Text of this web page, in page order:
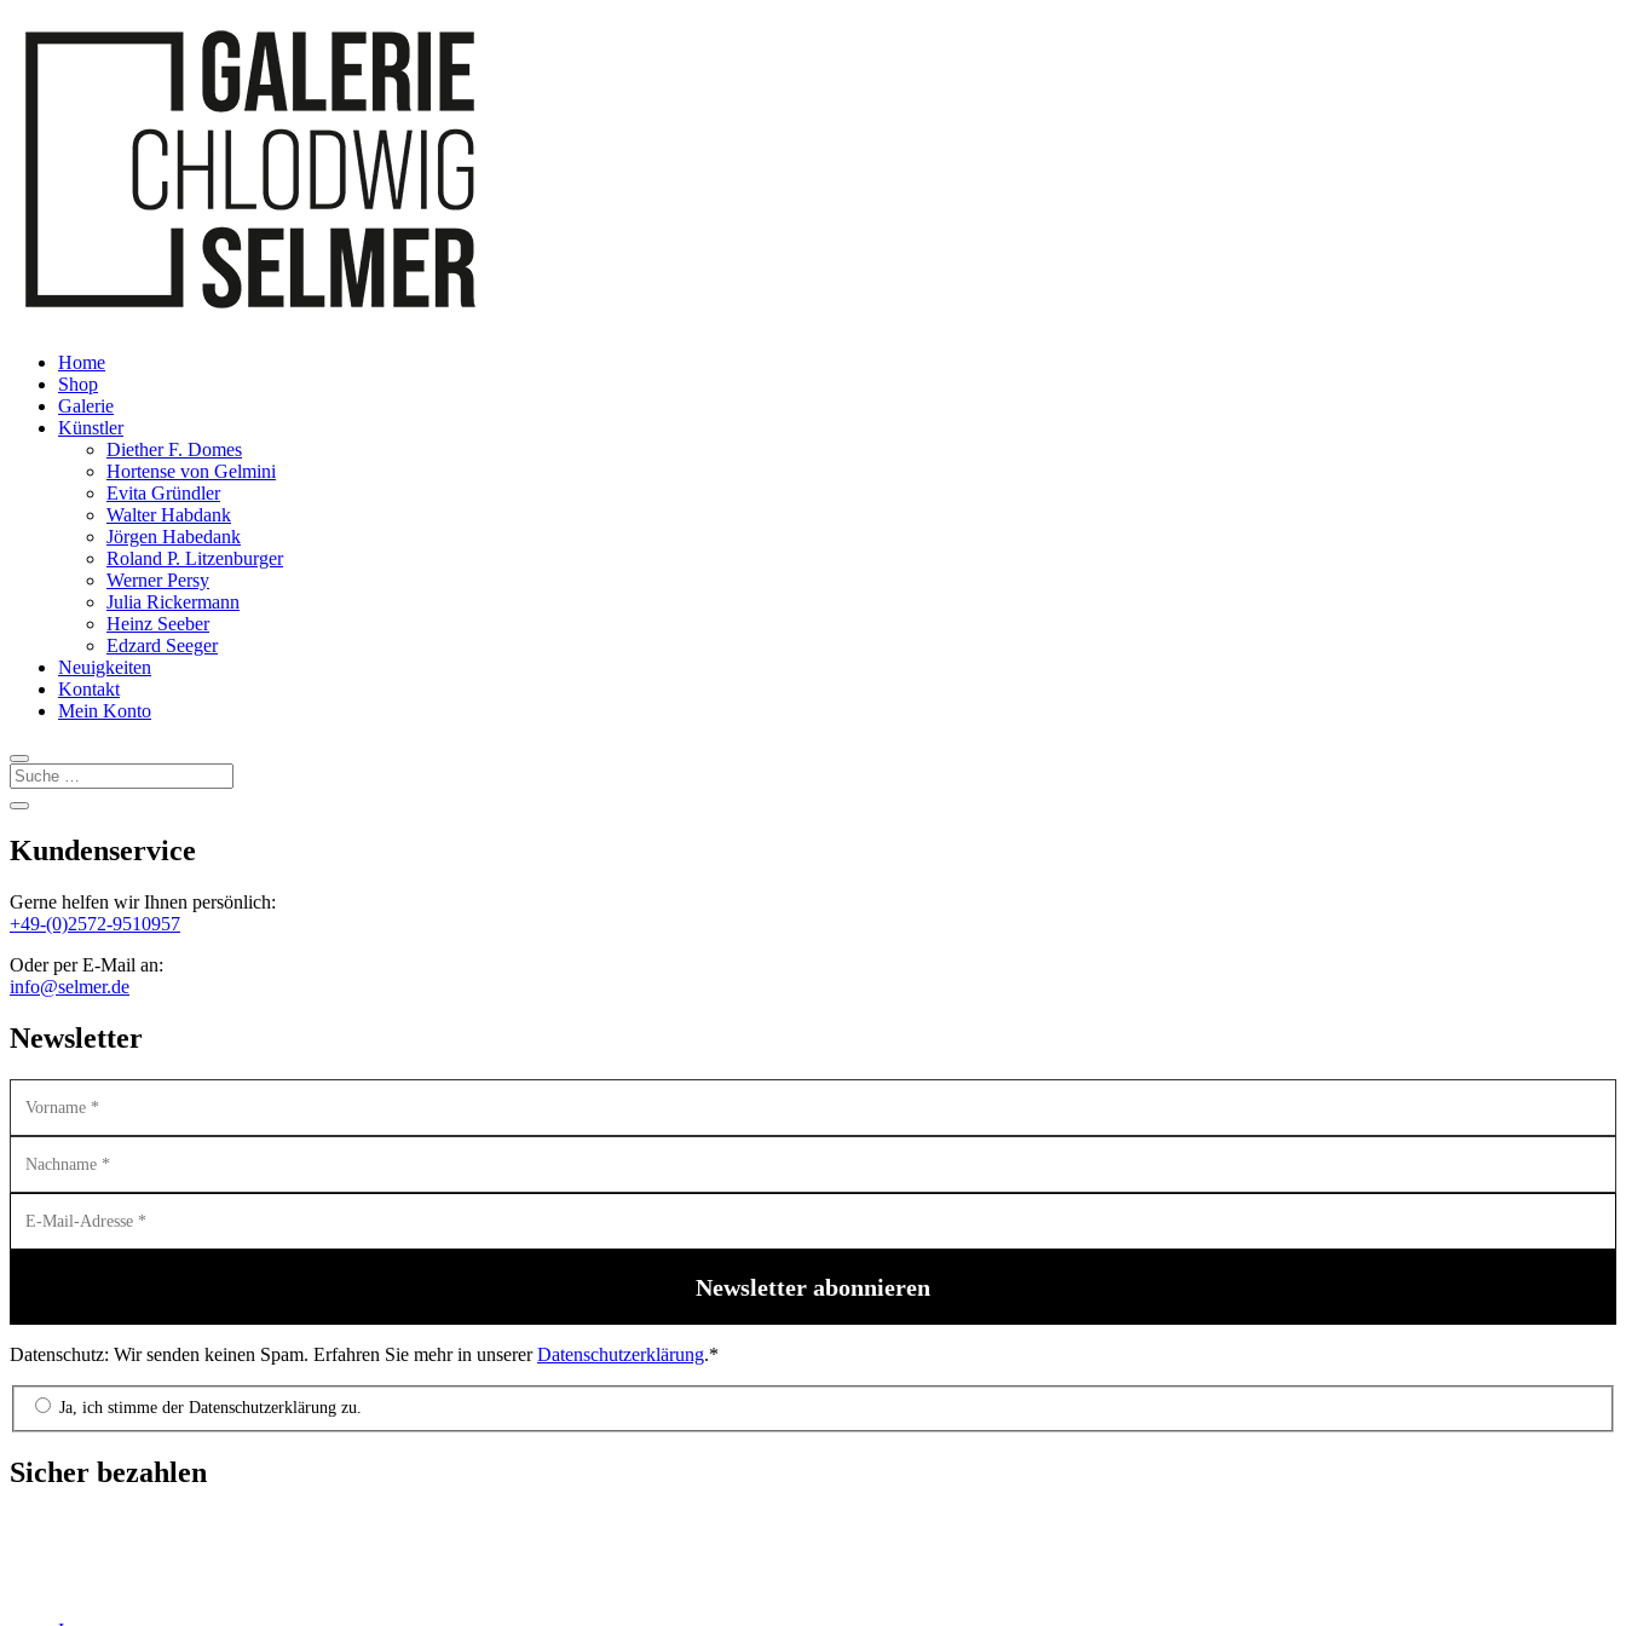
Home
Shop
Galerie
Künstler
Diether F. Domes
Hortense von Gelmini
Evita Gründler
Walter Habdank
Jörgen Habedank
Roland P. Litzenburger
Werner Persy
Julia Rickermann
Heinz Seeber
Edzard Seeger
Neuigkeiten
Kontakt
Mein Konto
Kundenservice
Gerne helfen wir Ihnen persönlich:
+49-(0)2572-9510957
Oder per E-Mail an:
info@selmer.de
Newsletter
Datenschutz: Wir senden keinen Spam. Erfahren Sie mehr in unsererDatenschutzerklärung.*
Ja, ich stimme der Datenschutzerklärung zu.
Sicher bezahlen